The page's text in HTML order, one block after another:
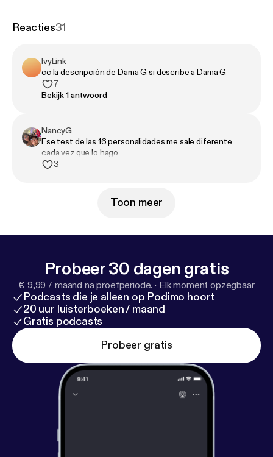
supuestamente explorar nuestra personalidad. El
Reacties31
IvyLink
cc la descripción de Dama G si describe a Dama G
7
Bekijk 1 antwoord
NancyG
Ese test de las 16 personalidades me sale diferente
cada vez que lo hago
3
Toon meer
Probeer 30 dagen gratis
€ 9,99 / maand na proefperiode. · Elk moment opzegbaar
Podcasts die je alleen op Podimo hoort
20 uur luisterboeken / maand
Gratis podcasts
Probeer gratis